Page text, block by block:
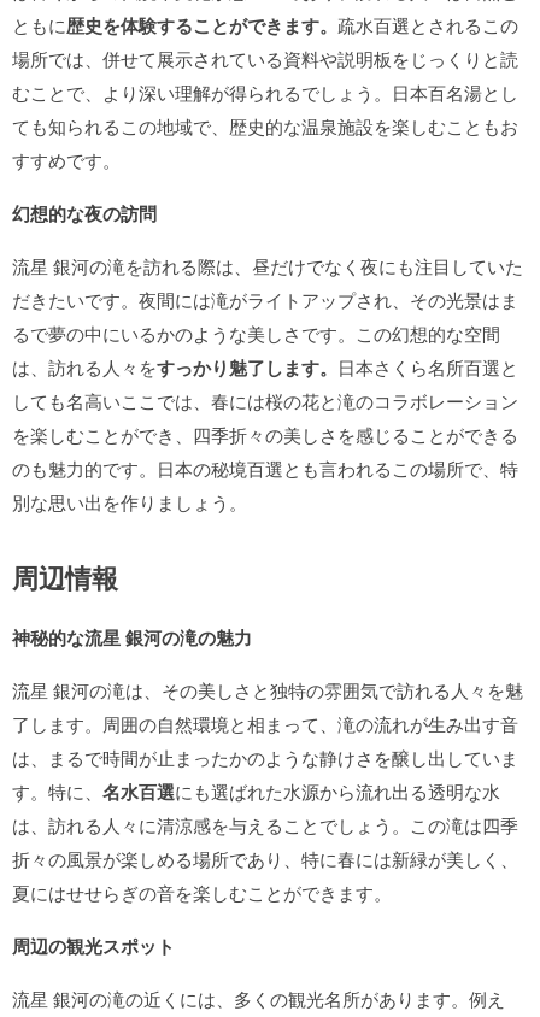
ともに歴史を体験することができます。 疏水百選とされるこの
場所では、併せて展示されている資料や説明板をじっくりと読
むことで、より深い理解が得られるでしょう。日本百名湯とし
ても知られるこの地域で、歴史的な温泉施設を楽しむこともお
すすめです。
幻想的な夜の訪問
流星 銀河の滝を訪れる際は、昼だけでなく夜にも注目していた
だきたいです。夜間には滝がライトアップされ、その光景はま
るで夢の中にいるかのような美しさです。この幻想的な空間
は、訪れる人々をすっかり魅了します。 日本さくら名所百選と
しても名高いここでは、春には桜の花と滝のコラボレーション
を楽しむことができ、四季折々の美しさを感じることができる
のも魅力的です。日本の秘境百選とも言われるこの場所で、特
別な思い出を作りましょう。
周辺情報
神秘的な流星 銀河の滝の魅力
流星 銀河の滝は、その美しさと独特の雰囲気で訪れる人々を魅
了します。周囲の自然環境と相まって、滝の流れが生み出す音
は、まるで時間が止まったかのような静けさを醸し出していま
す。特に、 名水百選にも選ばれた水源から流れ出る透明な水
は、訪れる人々に清涼感を与えることでしょう。この滝は四季
折々の風景が楽しめる場所であり、特に春には新緑が美しく、
夏にはせせらぎの音を楽しむことができます。
周辺の観光スポット
流星 銀河の滝の近くには、多くの観光名所があります。例え